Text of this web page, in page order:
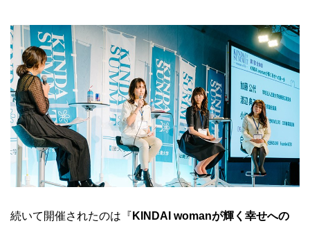
続いて開催されたのは『 KINDAI womanが輝く幸せへの